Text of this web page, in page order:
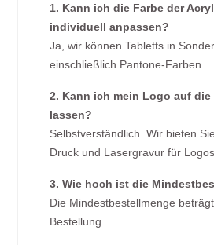
1. Kann ich die Farbe der
individuell anpassen?
Ja, wir können Tabletts in
einschließlich Pantone-Farben.
2. Kann ich mein Logo auf die
lassen?
Selbstverständlich. Wir bieten
Druck und Lasergravur für Logos
3. Wie hoch ist die
Die Mindestbestellmenge
Bestellung.